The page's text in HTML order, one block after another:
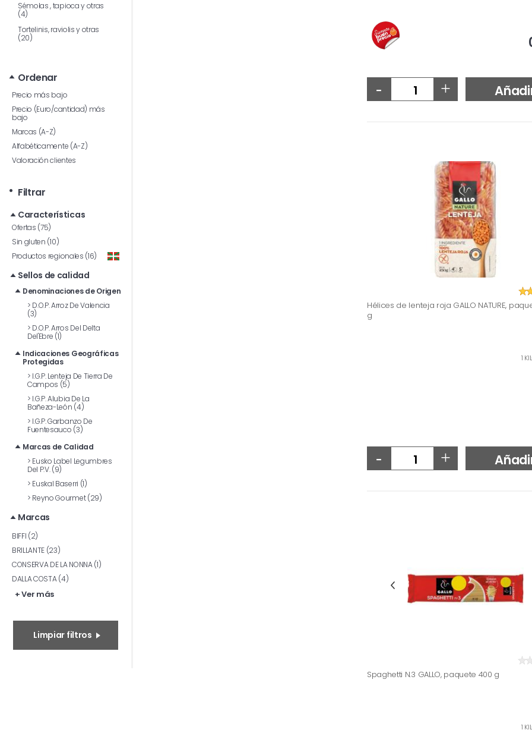
Sémolas , tapioca y otras
(4)
Tortelinis, raviolis y otras
(20)
Ordenar
Precio más bajo
Precio (Euro/cantidad) más
bajo
Marcas (A-Z)
Alfabéticamente (A-Z)
Valoración clientes
Filtrar
Características
Ofertas (75)
Sin gluten (10)
Productos regionales (16)
Sellos de calidad
Denominaciones de Origen
> D.O.P. Arroz De Valencia
(3)
> D.O.P. Arros Del Delta
Del'Ebre (1)
Indicaciones Geográficas
Protegidas
> I.G.P. Lenteja De Tierra De
Campos (5)
> I.G.P. Alubia De La
Bañeza-León (4)
> I.G.P. Garbanzo De
Fuentesauco (3)
Marcas de Calidad
> Eusko Label Legumbres
Del P.V. (9)
> Euskal Baserri (1)
> Reyno Gourmet (29)
Marcas
BIFFI (2)
BRILLANTE (23)
CONSERVA DE LA NONNA (1)
DALLA COSTA (4)
+ Ver más
Limpiar filtros
- +
Hélices de lenteja roja GALLO NATURE,
g
1
- +
Spaghetti N.3 GALLO, paquete 400 g
1